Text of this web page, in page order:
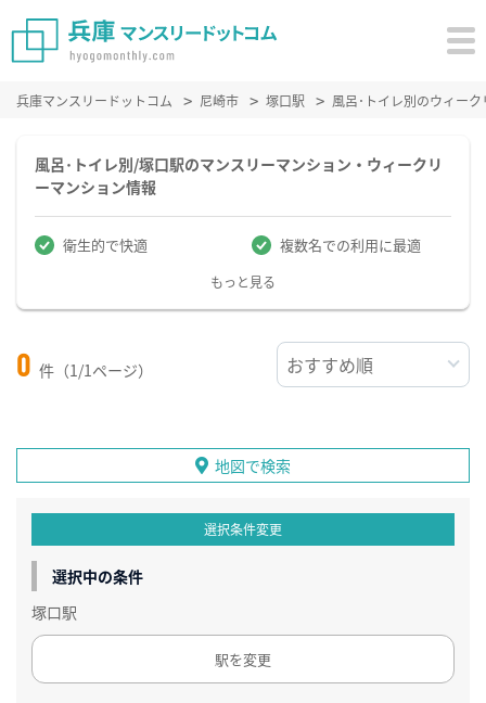
兵庫マンスリードットコム 尼崎市 塚口駅 風呂･トイレ別のウィー
風呂･トイレ別/塚口駅のマンスリーマンション・ウィークリ
ーマンション情報
衛生的で快適 複数名での利用に最適
もっと見る
0 件（1/1ページ）
地図で検索
選択条件変更
選択中の条件
塚口駅
駅を変更